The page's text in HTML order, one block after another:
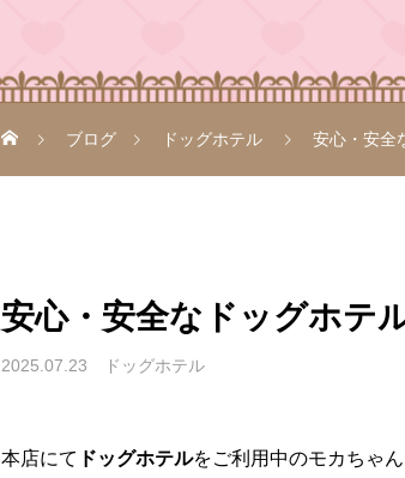
ブログ ドッグホテル 安心・安全
安心・安全なドッグホテ
2025.07.23 ドッグホテル
本店にて ドッグホテルをご利用中のモカちゃん